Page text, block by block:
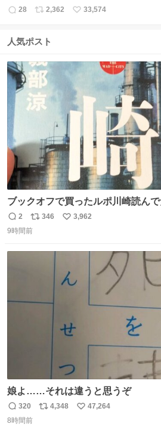
返
数
28
リ
ス
数
2,362
い
33,574
人気ポスト
ブックオフで買ったルポ川崎読ん
ッパーになる決意をした形跡があっ
返
信
2
リ
ポ
346
い
3,962
9時間前
娘よ……それは違うと思うぞ
返
信
320
リ
4,348
い
47,264
8時間前